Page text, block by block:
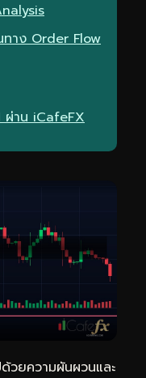
ทาง Order Flow
ผ่าน iCafeFX
วยความผันผวนและ